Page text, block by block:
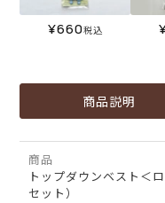
¥660税込
商品説明
商品
トップダウンベスト＜
セット）